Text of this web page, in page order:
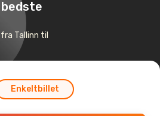
Tallinn til
Enkeltbillet